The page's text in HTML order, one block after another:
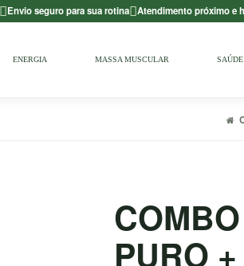
Envio seguro para sua rotina Atendimento próximo e
ENERGIA MASSA MUSCULAR
PURO